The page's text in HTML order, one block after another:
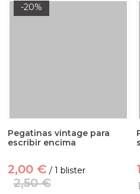
-20%
Pegatinas vintage para
escribir encima
2,00 € / 1 blister
2,50 €